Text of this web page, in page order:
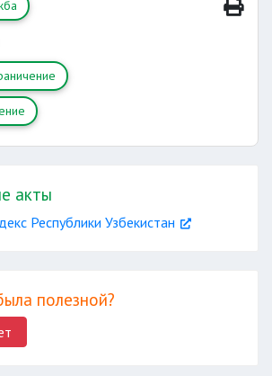
акты
Республики Узбекистан
полезной?